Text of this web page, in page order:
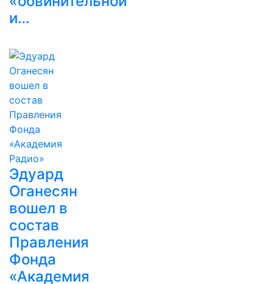
и…
Эдуард
Оганесян
вошел в
состав
Правления
Фонда
«Академия